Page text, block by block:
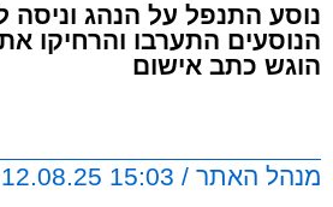
נוסע התנפל על הנהג וניסה
הנוסעים התערבו והרחיקו
הוגש כתב אישום
מנהל האתר / 15:03 12.08.25